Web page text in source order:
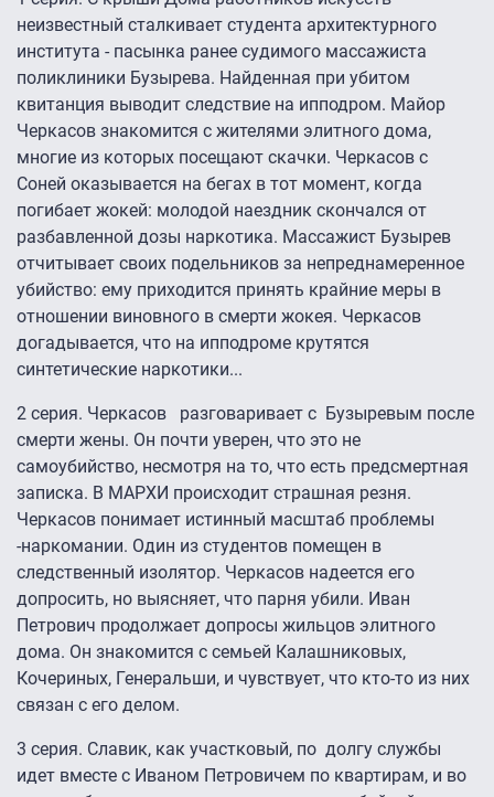
неизвестный сталкивает студента архитектурного
института - пасынка ранее судимого массажиста
поликлиники Бузырева. Найденная при убитом
квитанция выводит следствие на ипподром. Майор
Черкасов знакомится с жителями элитного дома,
многие из которых посещают скачки. Черкасов с
Соней оказывается на бегах в тот момент, когда
погибает жокей: молодой наездник скончался от
разбавленной дозы наркотика. Массажист Бузырев
отчитывает своих подельников за непреднамеренное
убийство: ему приходится принять крайние меры в
отношении виновного в смерти жокея. Черкасов
догадывается, что на ипподроме крутятся
синтетические наркотики...
2 серия. Черкасов разговаривает с Бузыревым после
смерти жены. Он почти уверен, что это не
самоубийство, несмотря на то, что есть предсмертная
записка. В МАРХИ происходит страшная резня.
Черкасов понимает истинный масштаб проблемы
-наркомании. Один из студентов помещен в
следственный изолятор. Черкасов надеется его
допросить, но выясняет, что парня убили. Иван
Петрович продолжает допросы жильцов элитного
дома. Он знакомится с семьей Калашниковых,
Кочериных, Генеральши, и чувствует, что кто-то из них
связан с его делом.
3 серия. Славик, как участковый, по долгу службы
идет вместе с Иваном Петровичем по квартирам, и во